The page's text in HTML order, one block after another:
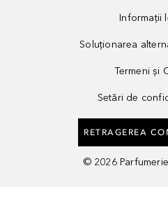
Informații
Soluționarea
Termeni și
Setări de
RETRAGEREA
© 2026